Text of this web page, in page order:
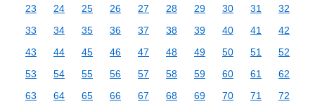
23
24 25 26 27 28 29 30 31
32
33
34 35 36 37 38 39 40 41
42
43
44 45 46 47 48 49 50 51
52
53
54 55 56 57 58 59 60 61
62
63
64 65 66 67 68 69 70 71
72